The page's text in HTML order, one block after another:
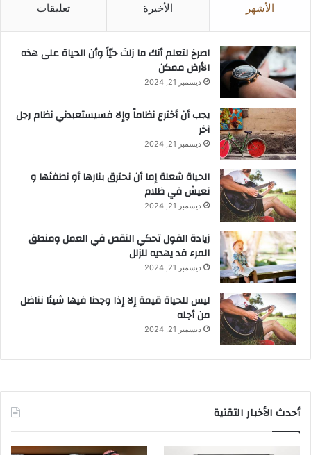
الأشهر الأخيرة تعليقات
‫اصرخ لتعلم أنك ما زلتَ حيّاً وأن الحياة على هذه
الأرض ممكن
ديسمبر 21, 2024
يجب أن أخترع نظاماً وإلا فسيستعبدني نظام رجل
آخر
ديسمبر 21, 2024
الحياة شعلة إما أن نحترق بنارها أو نطفئها و
نعيش في ظلام
ديسمبر 21, 2024
زيادة القول تحكي النقص في العمل ومنطق
المرء قد يهديه للزلل
ديسمبر 21, 2024
ليس للحياة قيمة إلا إذا وجدنا فيها شيئا نناضل
من أجله
ديسمبر 21, 2024
أحدث الأخبار التقنية